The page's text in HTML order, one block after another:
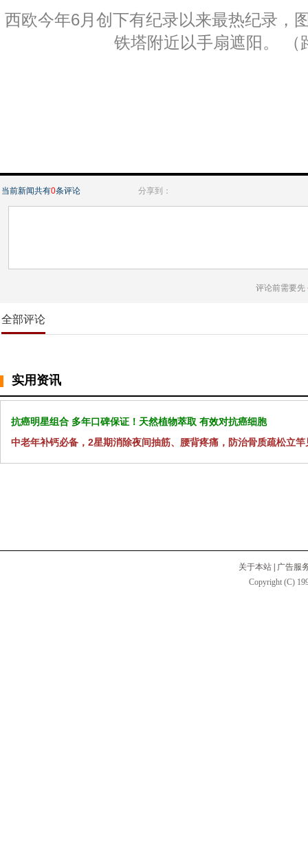
西欧今年6月创下有纪录以来最热纪录，
铁塔附近以手扇遮阳。 （
当前新闻共有0条评论 分享到：
评论前需要先
全部评论
实用资讯
抗癌明星组合 多年口碑保证！天然植物萃取 有效对抗癌细胞
中老年补钙必备，2星期消除夜间抽筋、腰背疼痛，防治骨质疏松立竿
关于本站
广告服
Copyright (C)